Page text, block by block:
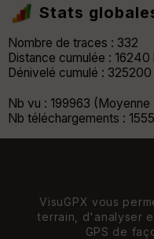
Stats
Nombre de traces : 332
Distance cumulée :
Dénivelé cumulé :
Nb vu : 199963 (Moyenne
Nb téléchargements :
VisuGPX vous
terrain, d'analyser
GPS de